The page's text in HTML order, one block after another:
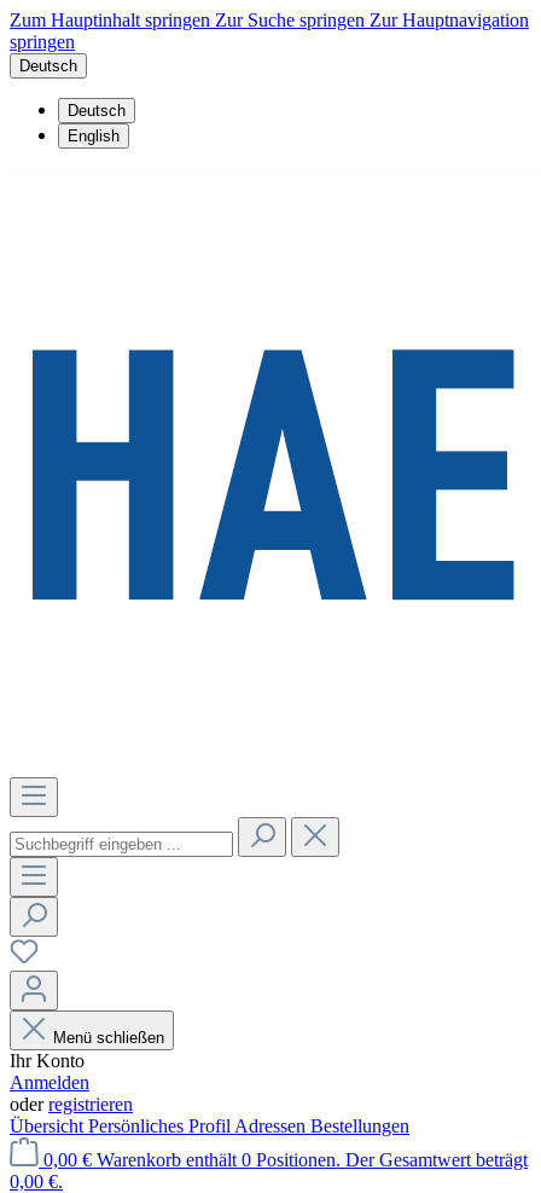
Zum Hauptinhalt springen Zur Suche springen Zur Hauptnavigation
springen
Deutsch
Deutsch
English
Menü schließen
Ihr Konto
Anmelden
oderregistrieren
Übersicht Persönliches Profil Adressen Bestellungen
0,00 € Warenkorb enthält 0 Positionen. Der Gesamtwert beträgt
0,00 €.